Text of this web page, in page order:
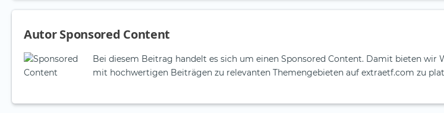
Autor Sponsored Content
Bei diesem Beitrag handelt es sich um einen Sponsored Content. Damit bieten wir
mit hochwertigen Beiträgen zu relevanten Themengebieten auf extraetf.com zu